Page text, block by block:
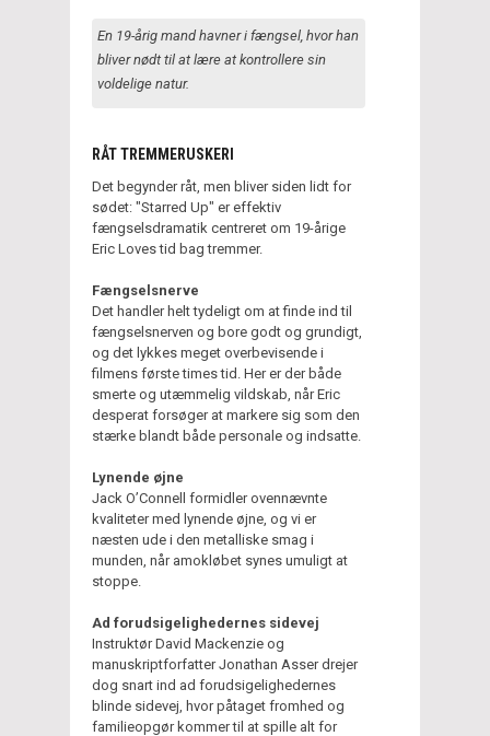
En 19-årig mand havner i fængsel, hvor han
bliver nødt til at lære at kontrollere sin
voldelige natur.
RÅT TREMMERUSKERI
Det begynder råt, men bliver siden lidt for
sødet: "Starred Up" er effektiv
fængselsdramatik centreret om 19-årige
Eric Loves tid bag tremmer.
Fængselsnerve
Det handler helt tydeligt om at finde ind til
fængselsnerven og bore godt og grundigt,
og det lykkes meget overbevisende i
filmens første times tid. Her er der både
smerte og utæmmelig vildskab, når Eric
desperat forsøger at markere sig som den
stærke blandt både personale og indsatte.
Lynende øjne
Jack O’Connell formidler ovennævnte
kvaliteter med lynende øjne, og vi er
næsten ude i den metalliske smag i
munden, når amokløbet synes umuligt at
stoppe.
Ad forudsigelighedernes sidevej
Instruktør David Mackenzie og
manuskriptforfatter Jonathan Asser drejer
dog snart ind ad forudsigelighedernes
blinde sidevej, hvor påtaget fromhed og
familieopgør kommer til at spille alt for